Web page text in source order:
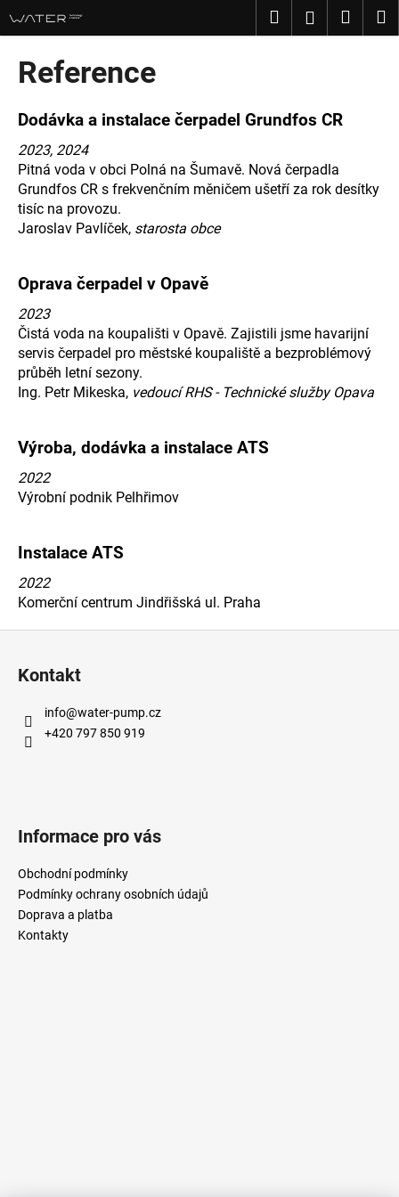
na
obsah
Hledat Přihlášení
Reference
Dodávka a instalace čerpadel Grundfos CR
2023, 2024
Pitná voda v obci Polná na Šumavě. Nová čerpadla
Grundfos CR s frekvenčním měničem ušetří za rok desítky
tisíc na provozu.
Jaroslav Pavlíček, starosta obce
Oprava čerpadel v Opavě
2023
Čistá voda na koupališti v Opavě. Zajistili jsme havarijní
servis čerpadel pro městské koupaliště a bezproblémový
průběh letní sezony.
Ing. Petr Mikeska, vedoucí RHS - Technické služby Opava
Výroba, dodávka a instalace ATS
2022
Výrobní podnik Pelhřimov
Instalace ATS
2022
Komerční centrum Jindřišská ul. Praha
K
o
o
p
o
t
ř
e
u
j
e
t
e
n
j
í
t
HLEDAT
D
p
o
j
m
e
Kontakt
info@water-pump.cz
+420 797 850 919
Informace pro vás
Obchodní podmínky
Podmínky ochrany osobních údajů
Doprava a platba
Kontakty